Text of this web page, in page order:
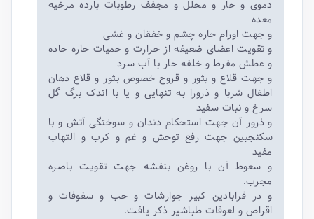
دموی و حار و محلل و مجفف رطوبات بارده مرخیه
معده
و جهت اورام حاره چشم و خفقان و غشی
و تقویت اعضای ضعیفه از حرارت و حمیات حاره حاده
و عطش مفرط و خلفه حار با آب سرد
و جهت قلاع و بثور و قروح خصوص بثور و قلاع دهان
اطفال شربا و ذرورا به تنهایی و یا با اندک برگ گل
سرخ و نبات سفید
و ذرور آن جهت استحکام دندان و سوختگی آتش و با
سکنجبین جهت رفع توحش و غم و کرب و التهاب
مفید
و سعوط آن با روغن بنفشه جهت تقویت باصره
مجرب.
و در قرابادین کبیر جوارشات و حب و سفوفات و
اقراص و لعوقات طباشیر ذکر یافت.